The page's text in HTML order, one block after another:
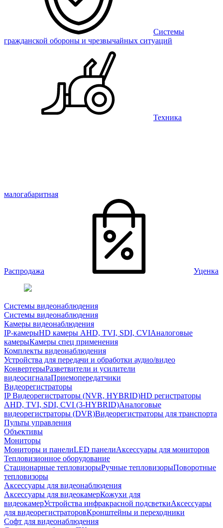
Системы
гражданской обороны и чрезвычайных ситуаций
Техника
малогабаритная
Распродажа Уценка
Системы видеонаблюдения
Системы видеонаблюдения
Камеры видеонаблюдения
IP-камерыHD камеры AHD, TVI, SDI, CVIАналоговые
камерыКамеры спец применения
Комплекты видеонаблюдения
Устройства для передачи и обработки аудио/видео
КонвертерыРазветвители и усилители
видеосигналаПриемопередатчики
Видеорегистраторы
IP Видеорегистраторы (NVR, HYBRID)HD регистраторы
AHD, TVI, SDI, CVI (3-HYBRID)Аналоговые
видеорегистраторы (DVR)Видеорегистраторы для транспорта
Пульты управления
Объективы
Мониторы
Мониторы и панелиLED панелиАксессуары для мониторов
Тепловизионное оборудование
Стационарные тепловизорыРучные тепловизорыПоворотные
тепловизоры
Аксессуары для видеонаблюдения
Аксессуары для видеокамерКожухи для
видеокамерУстройства инфракрасной подсветкиАксессуары
для видеорегистраторовКронштейны и переходники
Софт для видеонаблюдения